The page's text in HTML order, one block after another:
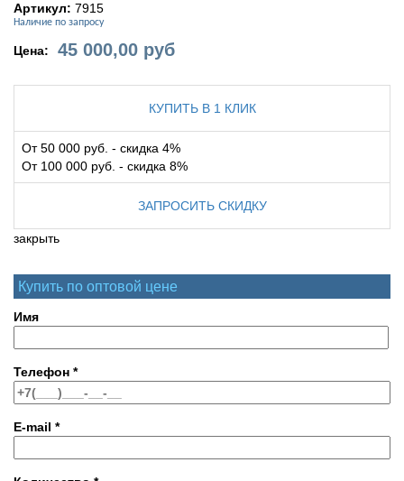
Артикул: 7915
Наличие по запросу
Цена: 45 000,00 руб
КУПИТЬ В 1 КЛИК
От 50 000 руб. - скидка 4%
От 100 000 руб. - скидка 8%
ЗАПРОСИТЬ СКИДКУ
закрыть
Купить по оптовой цене
Имя
Телефон *
E-mail *